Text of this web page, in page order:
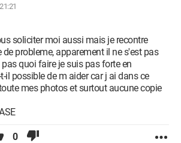
soliciter moi aussi mais je recontre
de probleme, apparement il ne s'est pas
pas quoi faire je suis pas forte en
il possible de m aider car j ai dans ce
mes photos et surtout aucune copie
0